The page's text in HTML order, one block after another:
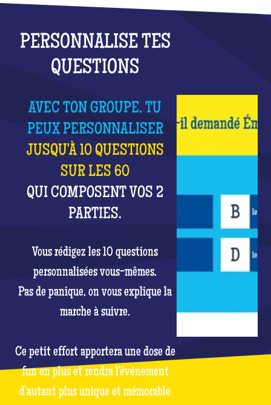
PERSONNALISE TES
QUESTIONS
AVEC TON GROUPE, TU
PEUX PERSONNALISER
JUSQU'À 10 QUESTIONS
SUR LES 60
QUI COMPOSENT VOS 2
PARTIES.
Vous rédigez les 10 questions
personnalisées vous-mêmes.
Pas de panique, on vous explique la
marche à suivre.
Ce petit effort apportera une dose de
fun en plus et rendra l’événement
d’autant plus unique et mémorable